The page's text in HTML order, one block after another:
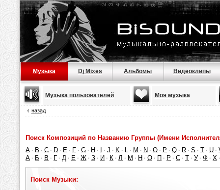
Музыка Dj Mixes Альбомы Видеоклипы
Музыка пользователей Моя музыка
назад
Поиск Композиций по Названию Группы (Имени
A · B · C · D · E · F · G · H · · J · K · L · M · N · O · P · Q · R · S · T · U ·
А · Б · В · Г · Д · Е · Ж · З · И · К · Л · М · Н · О · П · Р · С · Т · У · Ф · Х
Поиск Музыки: